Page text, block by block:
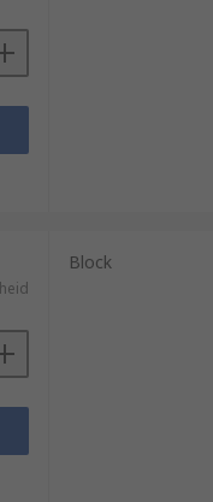
Block